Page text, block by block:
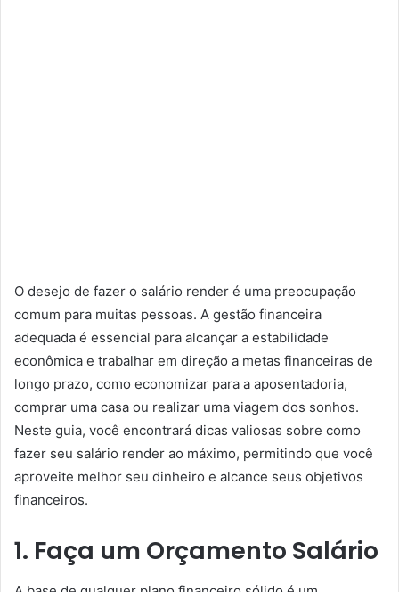
O desejo de fazer o salário render é uma preocupação
comum para muitas pessoas. A gestão financeira
adequada é essencial para alcançar a estabilidade
econômica e trabalhar em direção a metas financeiras de
longo prazo, como economizar para a aposentadoria,
comprar uma casa ou realizar uma viagem dos sonhos.
Neste guia, você encontrará dicas valiosas sobre como
fazer seu salário render ao máximo, permitindo que você
aproveite melhor seu dinheiro e alcance seus objetivos
financeiros.
1. Faça um Orçamento Salário